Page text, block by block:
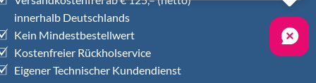
innerhalb Deutschlands
Kein Mindestbestellwert
Kostenfreier Rückholservice
Eigener Technischer Kundendienst